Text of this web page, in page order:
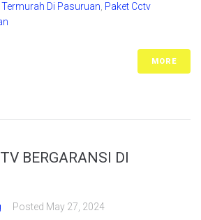
Termurah Di Pasuruan Paket Cctv
MORE
BERGARANSI DI
Posted May 27, 2024